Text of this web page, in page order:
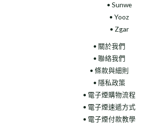
• Sunwe
• Yooz
• Zgar
• 關於我們
• 聯絡我們
• 條款與細則
• 隱私政策
• 電子煙購物流程
• 電子煙速遞方式
• 電子煙付款教學